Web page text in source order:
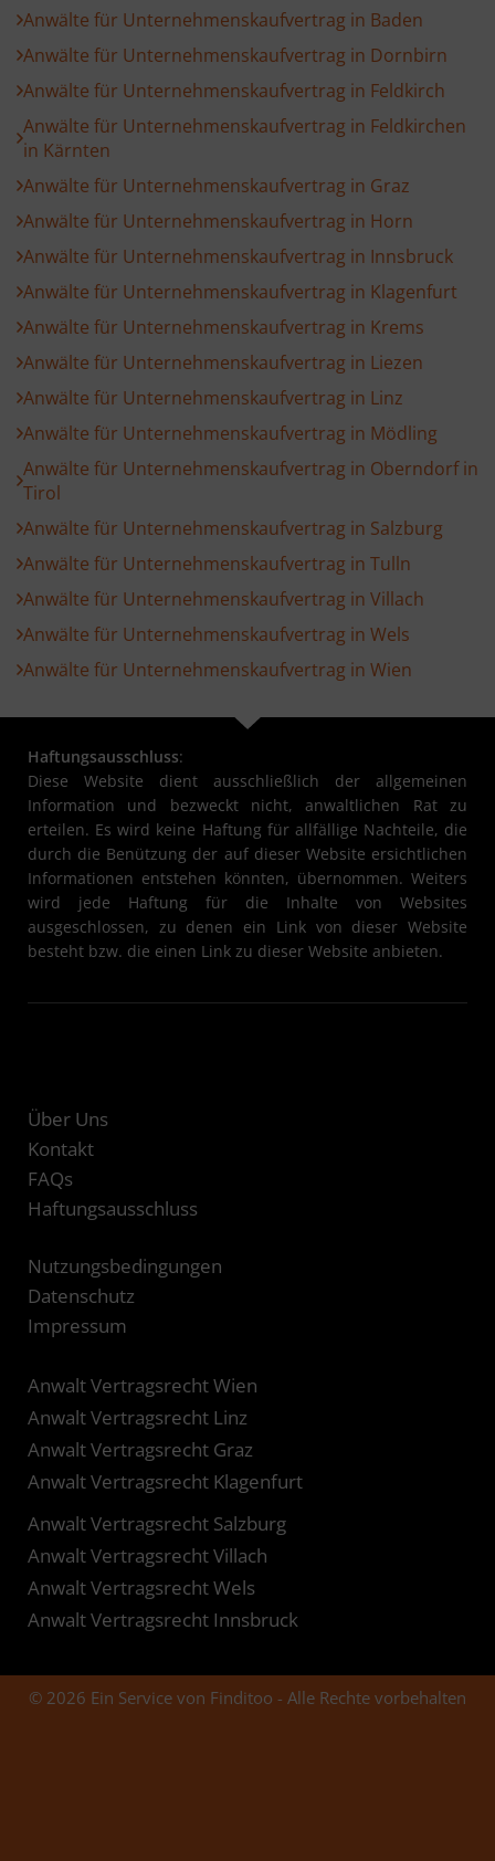
Anwälte für Unternehmenskaufvertrag in Baden
Anwälte für Unternehmenskaufvertrag in Dornbirn
Anwälte für Unternehmenskaufvertrag in Feldkirch
Anwälte für Unternehmenskaufvertrag in Feldkirchen
in Kärnten
Anwälte für Unternehmenskaufvertrag in Graz
Anwälte für Unternehmenskaufvertrag in Horn
Anwälte für Unternehmenskaufvertrag in Innsbruck
Anwälte für Unternehmenskaufvertrag in Klagenfurt
Anwälte für Unternehmenskaufvertrag in Krems
Anwälte für Unternehmenskaufvertrag in Liezen
Anwälte für Unternehmenskaufvertrag in Linz
Anwälte für Unternehmenskaufvertrag in Mödling
Anwälte für Unternehmenskaufvertrag in Oberndorf in
Tirol
Anwälte für Unternehmenskaufvertrag in Salzburg
Anwälte für Unternehmenskaufvertrag in Tulln
Anwälte für Unternehmenskaufvertrag in Villach
Anwälte für Unternehmenskaufvertrag in Wels
Anwälte für Unternehmenskaufvertrag in Wien
Haftungsausschluss:
Diese Website dient ausschließlich der allgemeinen
Information und bezweckt nicht, anwaltlichen Rat zu
erteilen. Es wird keine Haftung für allfällige Nachteile, die
durch die Benützung der auf dieser Website ersichtlichen
Informationen entstehen könnten, übernommen. Weiters
wird jede Haftung für die Inhalte von Websites
ausgeschlossen, zu denen ein Link von dieser Website
besteht bzw. die einen Link zu dieser Website anbieten.
Über Uns
Kontakt
FAQs
Haftungsausschluss
Nutzungsbedingungen
Datenschutz
Impressum
Anwalt Vertragsrecht Wien
Anwalt Vertragsrecht Linz
Anwalt Vertragsrecht Graz
Anwalt Vertragsrecht Klagenfurt
Anwalt Vertragsrecht Salzburg
Anwalt Vertragsrecht Villach
Anwalt Vertragsrecht Wels
Anwalt Vertragsrecht Innsbruck
© 2026 Ein Service von Finditoo - Alle Rechte vorbehalten